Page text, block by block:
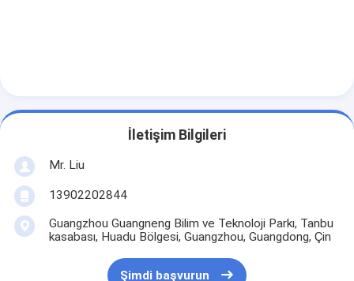
İletişim Bilgileri
Mr. Liu
13902202844
Guangzhou Guangneng Bilim ve Teknoloji Parkı, Tanbu
kasabası, Huadu Bölgesi, Guangzhou, Guangdong, Çin
Şimdi başvurun